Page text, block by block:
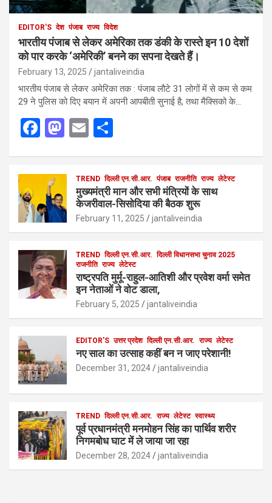
EDITOR'S देश पंजाब राज्य विदेश
भारतीय पंजाब से लेकर अमेरिका तक डंकी के रास्ते इन 10 देशों
को पार करके ‘अमेरिकी’ बनने का सपना देखते हैं।
February 13, 2025 jantaliveindia
भारतीय पंजाब से लेकर अमेरिका तक : पंजाब लौटे 31 लोगों में से कम से कम
29 ने पुलिस को दिए बयान में अपनी आपबीती सुनाई है, तथा मैक्सिको के…
F
b
o
o
k
M
d
o
n
E
e
TREND दिल्ली एन.सी.आर. पंजाब राजनीति राज्य लेटेस्ट
मुख्यमंत्री मान और सभी मंत्रियों के साथ
केजरीवाल-सिसोदिया की बैठक शुरू
February 11, 2025 jantaliveindia
TREND दिल्ली एन.सी.आर. दिल्ली विधानसभा चुनाव 2025
राजनीति राज्य लेटेस्ट
राष्ट्रपति मुर्मू-राहुल-आतिशी और प्रवेश वर्मा समेत
इन नेताओं ने वोट डाला,
February 5, 2025 jantaliveindia
EDITOR'S उत्तर प्रदेश दिल्ली एन.सी.आर. राज्य लेटेस्ट
नए साल का उत्साह कहीं बन न जाए परेशानी!
December 31, 2024 jantaliveindia
TREND दिल्ली एन.सी.आर. राज्य लेटेस्ट स्वास्थ्य
पूर्व प्रधानमंत्री मनमोहन सिंह का पार्थिव शरीर
निगमबोध घाट में ले जाया जा रहा
December 28, 2024 jantaliveindia